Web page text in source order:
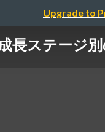
Upgrade to
長ステージ